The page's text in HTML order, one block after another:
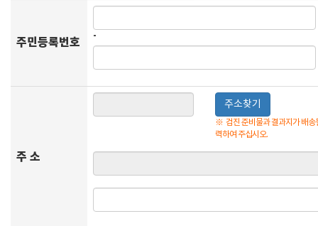
주민등록번호 -
주 소
주소찾기
※ 검진 준비물과 결과지가 배
력하여 주십시오.